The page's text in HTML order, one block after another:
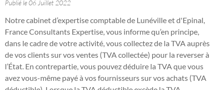
Publié le 06 Juillet 2022
Notre cabinet d’expertise comptable de Lunéville et d'Epinal,
France Consultants Expertise, vous informe qu’en principe,
dans le cadre de votre activité, vous collectez de la TVA auprès
de vos clients sur vos ventes (TVA collectée) pour la reverser à
l’État. En contrepartie, vous pouvez déduire la TVA que vous
avez vous-même payé à vos fournisseurs sur vos achats (TVA